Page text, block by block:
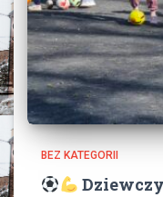
BEZ KATEGORII